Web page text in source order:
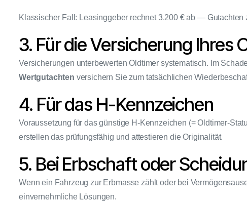
Klassischer Fall: Leasinggeber rechnet 3.200 € ab — Gutachten
3. Für die Versicherung Ihres
Versicherungen unterbewerten Oldtimer systematisch. Im
Wertgutachten versichern Sie zum tatsächlichen
4. Für das H-Kennzeichen
Voraussetzung für das günstige H-Kennzeichen (= Oldtimer-
erstellen das prüfungsfähig und attestieren die Originalität.
5. Bei Erbschaft oder
Wenn ein Fahrzeug zur Erbmasse zählt oder bei
einvernehmliche Lösungen.